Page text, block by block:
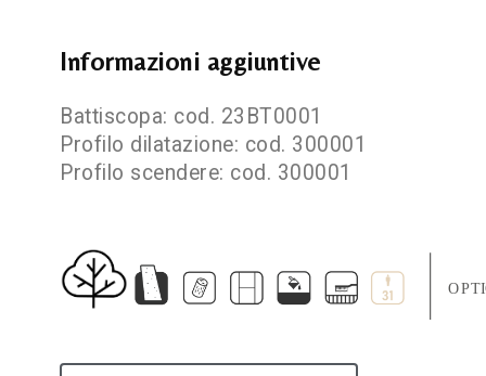
Informazioni aggiuntive
Battiscopa: cod. 23BT0001
Profilo dilatazione: cod. 300001
Profilo scendere: cod. 300001